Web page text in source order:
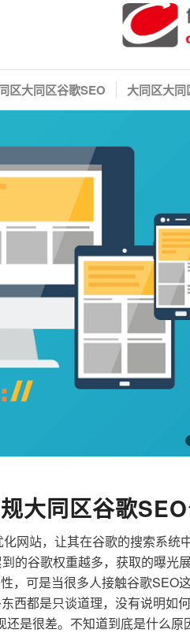
区大同区谷歌SEO 大同区大
大同区谷歌
网站，让其在谷歌的搜索系
的谷歌权重越多，获取的曝
，可是当很多人接触谷歌
西都是只谈道理，没有说明
是很差。不知道到底是什么